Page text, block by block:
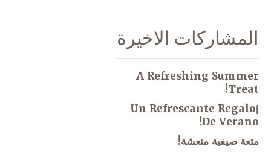
المشاركات الاخيرة
A Refreshing Summer
Treat!
¡Un Refrescante Regalo
De Verano!
متعة صيفية منعشة!